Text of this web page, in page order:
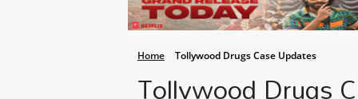
Home Tollywood Drugs Case Updates